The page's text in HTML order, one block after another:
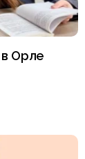
Орле